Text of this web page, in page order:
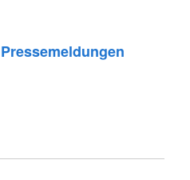
Pressemeldungen